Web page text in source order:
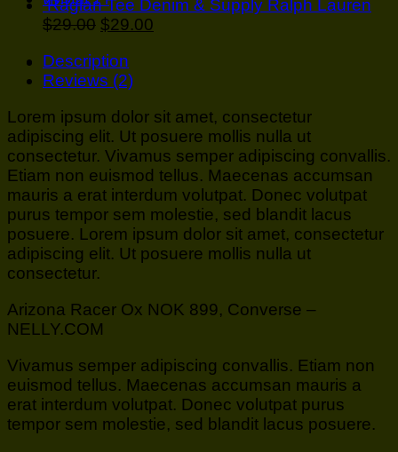
Raglan Tee Denim & Supply Ralph Lauren
$29.00 $29.00
Description
Reviews (2)
Lorem ipsum dolor sit amet, consectetur
adipiscing elit. Ut posuere mollis nulla ut
consectetur. Vivamus semper adipiscing convallis.
Etiam non euismod tellus. Maecenas accumsan
mauris a erat interdum volutpat. Donec volutpat
purus tempor sem molestie, sed blandit lacus
posuere. Lorem ipsum dolor sit amet, consectetur
adipiscing elit. Ut posuere mollis nulla ut
consectetur.
Arizona Racer Ox NOK 899, Converse –
NELLY.COM
Vivamus semper adipiscing convallis. Etiam non
euismod tellus. Maecenas accumsan mauris a
erat interdum volutpat. Donec volutpat purus
tempor sem molestie, sed blandit lacus posuere.